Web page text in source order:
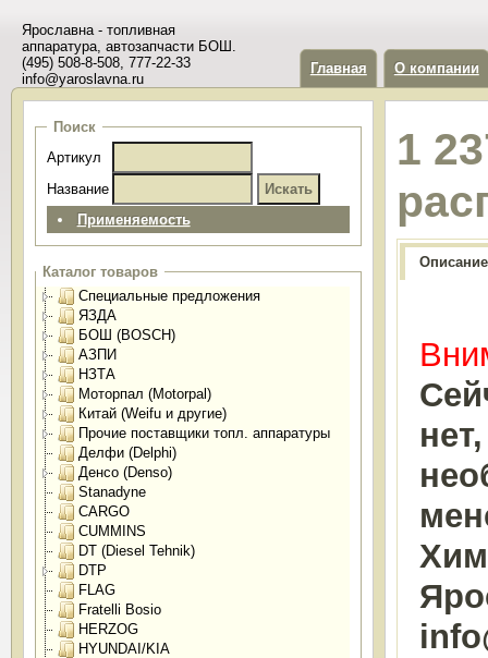
Ярославна - топливная
аппаратура, автозапчасти БОШ.
(495) 508-8-508, 777-22-33
info@yaroslavna.ru
Главная О компании
Поиск
Артикул
Название
Применяемость
Каталог товаров
Специальные предложения
ЯЗДА
БОШ (BOSCH)
АЗПИ
НЗТА
Моторпал (Motorpal)
Китай (Weifu и другие)
Прочие поставщики топл. аппаратуры
Делфи (Delphi)
Денсо (Denso)
Stanadyne
CARGO
CUMMINS
DT (Diesel Tehnik)
DTP
FLAG
Fratelli Bosio
HERZOG
HYUNDAI/KIA
1
Описание